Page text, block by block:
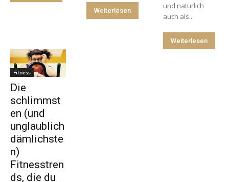
Weiterlesen
und natürlich
auch als...
Weiterlesen
Fitness
Die
schlimmst
en (und
unglaublich
dämlichste
n)
Fitnesstren
ds, die du